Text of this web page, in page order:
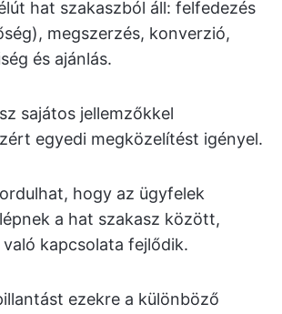
hat szakaszból áll: felfedezés
megszerzés, konverzió,
és ajánlás.
sajátos jellemzőkkel
egyedi megközelítést igényel.
hogy az ügyfelek
a hat szakasz között,
kapcsolata fejlődik.
ezekre a különböző